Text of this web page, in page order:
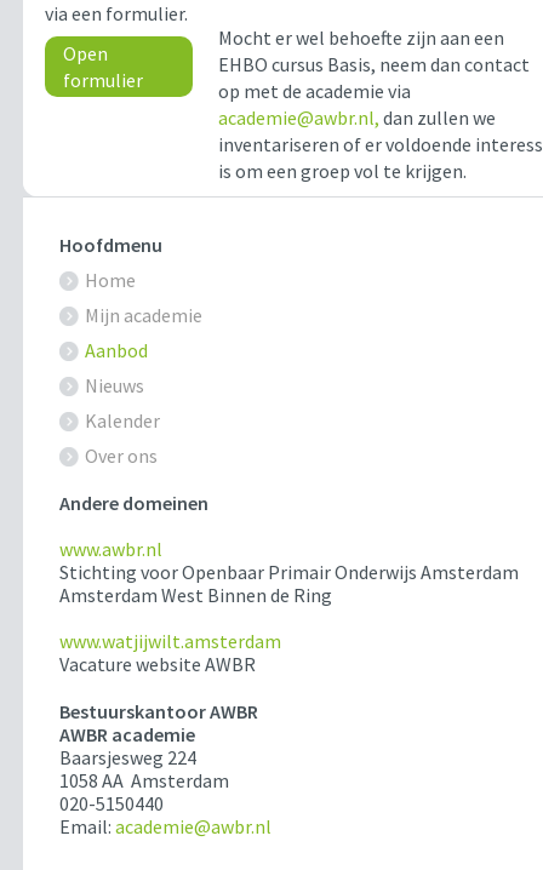
via een formulier.
Open
formulier
Mocht er wel behoefte zijn aan een
EHBO cursus Basis, neem dan contact
op met de academie via
academie@awbr.nl, dan zullen we
inventariseren of er voldoende
is om een groep vol te krijgen.
Hoofdmenu
Home
Mijn academie
Aanbod
Nieuws
Kalender
Over ons
Andere domeinen
www.awbr.nl
Stichting voor Openbaar Primair Onderwijs Amsterdam
Amsterdam West Binnen de Ring
www.watjijwilt.amsterdam
Vacature website AWBR
Bestuurskantoor AWBR
AWBR academie
Baarsjesweg 224
1058 AA Amsterdam
020-5150440
Email:academie@awbr.nl